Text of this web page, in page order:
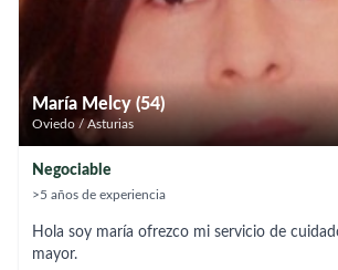
María Melcy (54)
Oviedo / Asturias
Negociable
>5 años de experiencia
Hola soy maría ofrezco mi servicio de
mayor.